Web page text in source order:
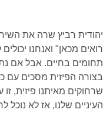
יהודית רביץ שרה את
רואים מכאן" ואנחנו
תחומים בחיים. אבל אם
בצורה הפיזית מסכים עם
שרחוקים מאיתנו פיזית,
העיניים שלנו, אז לא